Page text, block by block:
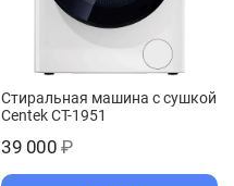
Стиральная машина с сушкой
Centek CT-1951
39 000 ₽